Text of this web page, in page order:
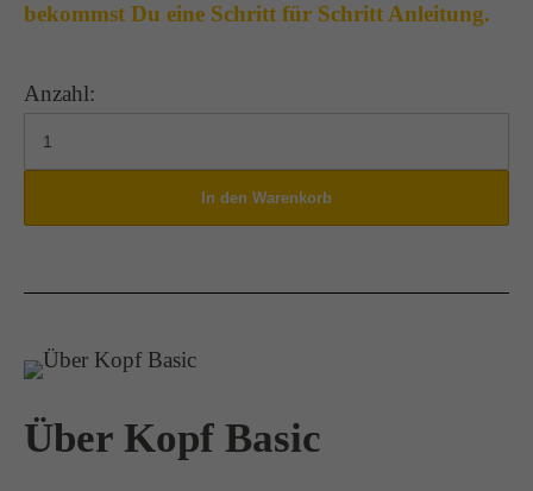
bekommst Du eine Schritt für Schritt Anleitung.
Anzahl:
Über Kopf Basic